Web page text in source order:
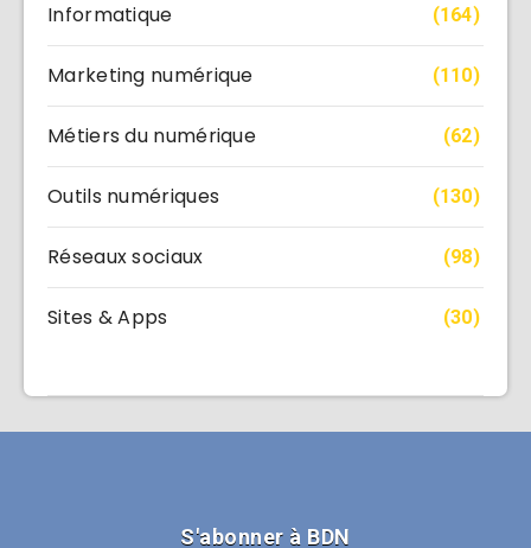
Informatique (164)
Marketing numérique (110)
Métiers du numérique (62)
Outils numériques (130)
Réseaux sociaux (98)
Sites & Apps (30)
S'abonner à BDN